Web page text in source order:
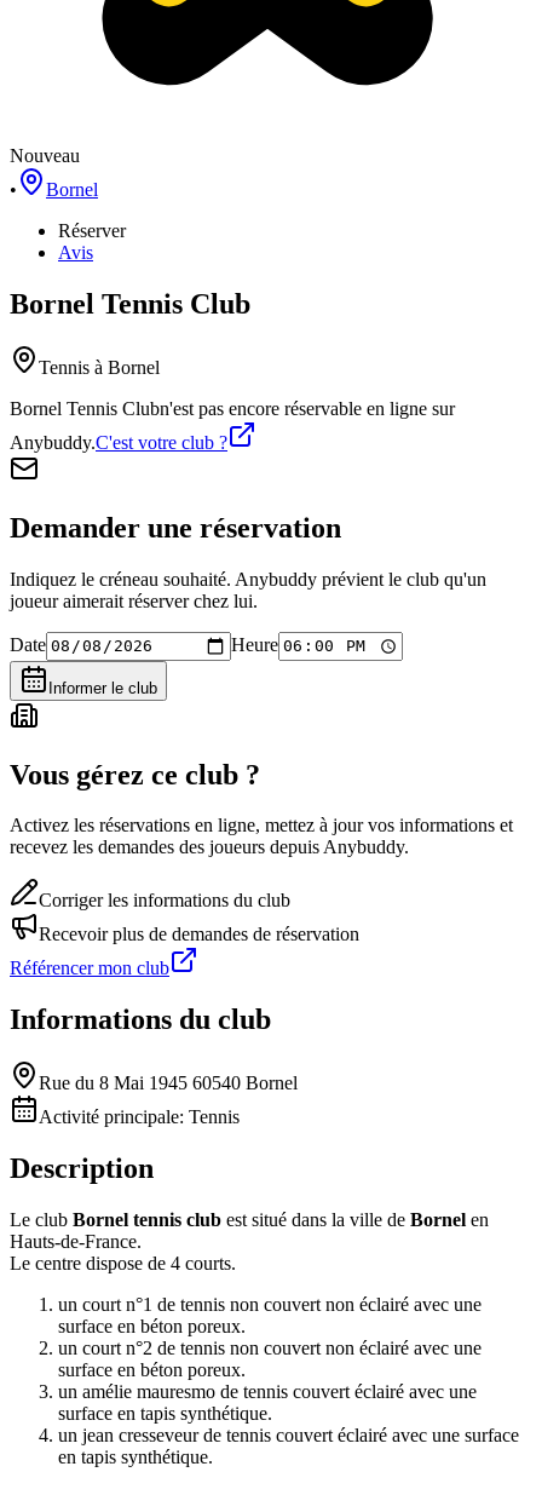
Nouveau
•
Bornel
Réserver
Avis
Bornel Tennis Club
Tennis à Bornel
Bornel Tennis Clubn'est pas encore réservable en ligne sur
Anybuddy.C'est votre club ?
Demander une réservation
Indiquez le créneau souhaité. Anybuddy prévient le club qu'un
joueur aimerait réserver chez lui.
Date Heure
Informer le club
Vous gérez ce club ?
Activez les réservations en ligne, mettez à jour vos informations et
recevez les demandes des joueurs depuis Anybuddy.
Corriger les informations du club
Recevoir plus de demandes de réservation
Référencer mon club
Informations du club
Rue du 8 Mai 1945 60540 Bornel
Activité principale: Tennis
Description
Le club Bornel tennis club est situé dans la ville de Bornel en
Hauts-de-France.
Le centre dispose de 4 courts.
un court n°1 de tennis non couvert non éclairé avec une
surface en béton poreux.
un court n°2 de tennis non couvert non éclairé avec une
surface en béton poreux.
un amélie mauresmo de tennis couvert éclairé avec une
surface en tapis synthétique.
un jean cresseveur de tennis couvert éclairé avec une surface
en tapis synthétique.